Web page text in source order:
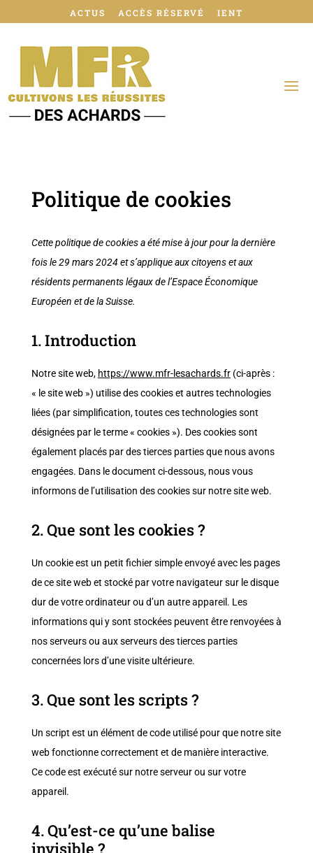
ACTUS ACCÈS RÉSERVÉ IENT
Politique de cookies
Cette politique de cookies a été mise à jour pour la dernière
fois le 29 mars 2024 et s’applique aux citoyens et aux
résidents permanents légaux de l’Espace Économique
Européen et de la Suisse.
1. Introduction
Notre site web, https://www.mfr-lesachards.fr(ci-après :
« le site web ») utilise des cookies et autres technologies
liées (par simplification, toutes ces technologies sont
désignées par le terme « cookies »). Des cookies sont
également placés par des tierces parties que nous avons
engagées. Dans le document ci-dessous, nous vous
informons de l’utilisation des cookies sur notre site web.
2. Que sont les cookies ?
Un cookie est un petit fichier simple envoyé avec les pages
de ce site web et stocké par votre navigateur sur le disque
dur de votre ordinateur ou d’un autre appareil. Les
informations qui y sont stockées peuvent être renvoyées à
nos serveurs ou aux serveurs des tierces parties
concernées lors d’une visite ultérieure.
3. Que sont les scripts ?
Un script est un élément de code utilisé pour que notre site
web fonctionne correctement et de manière interactive.
Ce code est exécuté sur notre serveur ou sur votre
appareil.
4. Qu’est-ce qu’une balise
invisible ?